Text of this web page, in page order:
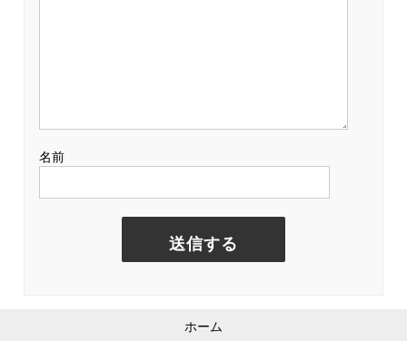
ここで重要なのは、店舗やサービスそのものを作り変
わらない点を、うまく利用して自社内に別ブランドを
構築することがポイントだ。弁当屋をいきなりステー
キ専門店に改装するのはお金がかかりすぎてリスクが
ートはどこにも負けず、とても新鮮な肉を仕入れてい
名前
ホーム